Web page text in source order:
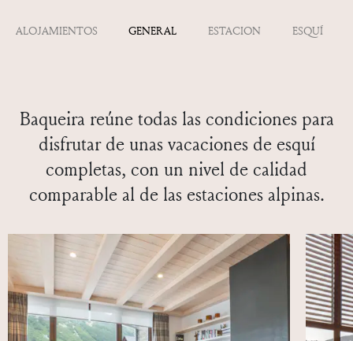
ALOJAMIENTOS GENERAL ESTACION ESQUÍ
Baqueira reúne todas las condiciones para
disfrutar de unas vacaciones de esquí
completas, con un nivel de calidad
comparable al de las estaciones alpinas.